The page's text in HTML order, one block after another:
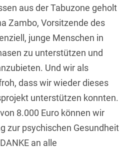
aus der Tabuzone geholt
Zambo, Vorsitzende des
junge Menschen in
zu unterstützen und
Und wir als
dass wir wieder dieses
unterstützen konnten.
8.000 Euro können wir
zur psychischen Gesundheit
an alle